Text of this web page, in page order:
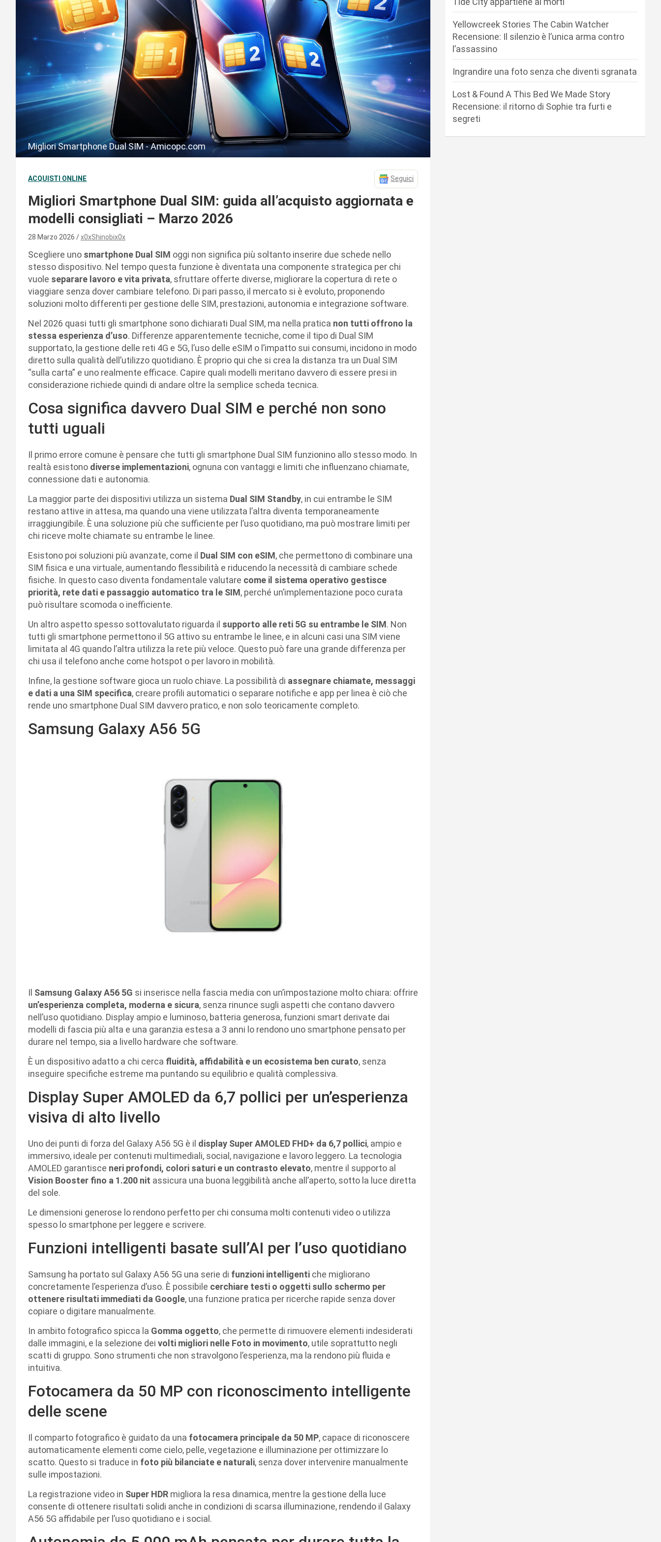
Migliori Smartphone Dual SIM - Amicopc.com
ACQUISTI ONLINE Seguici
Migliori Smartphone Dual SIM: guida all’acquisto aggiornata e
modelli consigliati – Marzo 2026
28 Marzo 2026 x0xShinobix0x
Scegliere uno smartphone Dual SIM oggi non significa più soltanto inserire due schede nello
stesso dispositivo. Nel tempo questa funzione è diventata una componente strategica per chi
vuole separare lavoro e vita privata, sfruttare offerte diverse, migliorare la copertura di rete o
viaggiare senza dover cambiare telefono. Di pari passo, il mercato si è evoluto, proponendo
soluzioni molto differenti per gestione delle SIM, prestazioni, autonomia e integrazione software.
Nel 2026 quasi tutti gli smartphone sono dichiarati Dual SIM, ma nella pratica non tutti offrono la
stessa esperienza d’uso. Differenze apparentemente tecniche, come il tipo di Dual SIM
supportato, la gestione delle reti 4G e 5G, l’uso delle eSIM o l’impatto sui consumi, incidono in modo
diretto sulla qualità dell’utilizzo quotidiano. È proprio qui che si crea la distanza tra un Dual SIM
“sulla carta” e uno realmente efficace. Capire quali modelli meritano davvero di essere presi in
considerazione richiede quindi di andare oltre la semplice scheda tecnica.
Cosa significa davvero Dual SIM e perché non sono
tutti uguali
Il primo errore comune è pensare che tutti gli smartphone Dual SIM funzionino allo stesso modo. In
realtà esistono diverse implementazioni, ognuna con vantaggi e limiti che influenzano chiamate,
connessione dati e autonomia.
La maggior parte dei dispositivi utilizza un sistema Dual SIM Standby, in cui entrambe le SIM
restano attive in attesa, ma quando una viene utilizzata l’altra diventa temporaneamente
irraggiungibile. È una soluzione più che sufficiente per l’uso quotidiano, ma può mostrare limiti per
chi riceve molte chiamate su entrambe le linee.
Esistono poi soluzioni più avanzate, come il Dual SIM con eSIM, che permettono di combinare una
SIM fisica e una virtuale, aumentando flessibilità e riducendo la necessità di cambiare schede
fisiche. In questo caso diventa fondamentale valutare come il sistema operativo gestisce
priorità, rete dati e passaggio automatico tra le SIM, perché un’implementazione poco curata
può risultare scomoda o inefficiente.
Un altro aspetto spesso sottovalutato riguarda il supporto alle reti 5G su entrambe le SIM. Non
tutti gli smartphone permettono il 5G attivo su entrambe le linee, e in alcuni casi una SIM viene
limitata al 4G quando l’altra utilizza la rete più veloce. Questo può fare una grande differenza per
chi usa il telefono anche come hotspot o per lavoro in mobilità.
Infine, la gestione software gioca un ruolo chiave. La possibilità di assegnare chiamate, messaggi
e dati a una SIM specifica, creare profili automatici o separare notifiche e app per linea è ciò che
rende uno smartphone Dual SIM davvero pratico, e non solo teoricamente completo.
Samsung Galaxy A56 5G
Il Samsung Galaxy A56 5G si inserisce nella fascia media con un’impostazione molto chiara: offrire
un’esperienza completa, moderna e sicura, senza rinunce sugli aspetti che contano davvero
nell’uso quotidiano. Display ampio e luminoso, batteria generosa, funzioni smart derivate dai
modelli di fascia più alta e una garanzia estesa a 3 anni lo rendono uno smartphone pensato per
durare nel tempo, sia a livello hardware che software.
È un dispositivo adatto a chi cerca fluidità, affidabilità e un ecosistema ben curato, senza
inseguire specifiche estreme ma puntando su equilibrio e qualità complessiva.
Display Super AMOLED da 6,7 pollici per un’esperienza
visiva di alto livello
Uno dei punti di forza del Galaxy A56 5G è il display Super AMOLED FHD+ da 6,7 pollici, ampio e
immersivo, ideale per contenuti multimediali, social, navigazione e lavoro leggero. La tecnologia
AMOLED garantisce neri profondi, colori saturi e un contrasto elevato, mentre il supporto al
Vision Booster fino a 1.200 nit assicura una buona leggibilità anche all’aperto, sotto la luce diretta
del sole.
Le dimensioni generose lo rendono perfetto per chi consuma molti contenuti video o utilizza
spesso lo smartphone per leggere e scrivere.
Funzioni intelligenti basate sull’AI per l’uso quotidiano
Samsung ha portato sul Galaxy A56 5G una serie di funzioni intelligenti che migliorano
concretamente l’esperienza d’uso. È possibile cerchiare testi o oggetti sullo schermo per
ottenere risultati immediati da Google, una funzione pratica per ricerche rapide senza dover
copiare o digitare manualmente.
In ambito fotografico spicca la Gomma oggetto, che permette di rimuovere elementi indesiderati
dalle immagini, e la selezione dei volti migliori nelle Foto in movimento, utile soprattutto negli
scatti di gruppo. Sono strumenti che non stravolgono l’esperienza, ma la rendono più fluida e
intuitiva.
Fotocamera da 50 MP con riconoscimento intelligente
delle scene
Il comparto fotografico è guidato da una fotocamera principale da 50 MP, capace di riconoscere
automaticamente elementi come cielo, pelle, vegetazione e illuminazione per ottimizzare lo
scatto. Questo si traduce in foto più bilanciate e naturali, senza dover intervenire manualmente
sulle impostazioni.
La registrazione video in Super HDR migliora la resa dinamica, mentre la gestione della luce
consente di ottenere risultati solidi anche in condizioni di scarsa illuminazione, rendendo il Galaxy
A56 5G affidabile per l’uso quotidiano e i social.
Yellowcreek Stories The Cabin Watcher
Recensione: Il silenzio è l’unica arma contro
l’assassino
Ingrandire una foto senza che diventi sgranata
Lost & Found A This Bed We Made Story
Recensione: il ritorno di Sophie tra furti e
segreti